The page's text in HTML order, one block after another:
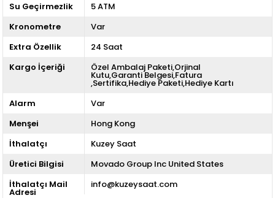
Su Geçirmezlik
5 ATM
Kronometre
Var
Extra Özellik
24 Saat
Kargo İçeriği
Özel Ambalaj Paketi,Orjinal
Kutu,Garanti Belgesi,Fatura
,Sertifika,Hediye Paketi,Hediye Kartı
Alarm
Var
Menşei
Hong Kong
İthalatçı
Kuzey Saat
Üretici Bilgisi
Movado Group Inc United States
İthalatçı Mail
Adresi
info@kuzeysaat.com